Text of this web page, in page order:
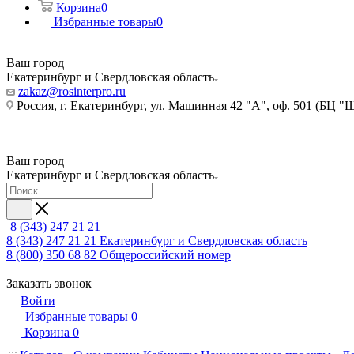
Корзина0
Избранные товары0
Ваш город
Екатеринбург и Свердловская область
zakaz@rosinterpro.ru
Россия, г. Екатеринбург, ул. Машинная 42 "А", оф. 501 (БЦ
Ваш город
Екатеринбург и Свердловская область
8 (343) 247 21 21
8 (343) 247 21 21 Екатеринбург и Свердловская область
8 (800) 350 68 82 Общероссийский номер
Заказать звонок
Войти
Избранные товары 0
Корзина 0